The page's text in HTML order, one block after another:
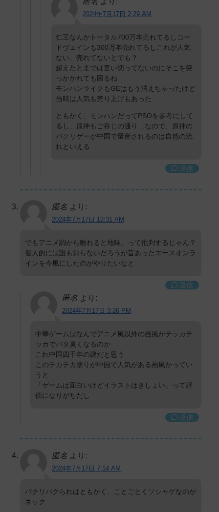
2024年7月17日 2:29 AM
仁王なんかトータル700万本売れてるしコー
ドヴェインも300万本売れてるしこれが人気
ない、売れてないとでも？
超えたとまでは言い切ってないのにそこを突
っかかれても困るね
モンハンライクもGEはもう消えちゃったけど
当時は人気も売り上げもあった
ともかく、モンハンだってPSOを参考にして
るし、原神もご存じの通り…なので、原神の
パクリゲーが中国で量産されるのは自然の流
れといえる
返信
匿名 より:
2024年7月17日 12:31 AM
でもアニメ調から離れると地味。って批判するじゃん？
個人的には誰も知らないだろうが昔あったエースオンラ
インを今風にしたのがやりたいなと
返信
匿名 より:
2024年7月17日 3:26 PM
中華ゲームはなんでアニメ風以外の画風がテッカテ
ッカでバタ臭くなるのか
これ中国四千年の謎だと思う
このテカテカ塗りが中国で人気がある画風かってい
うと
「ゲームは面白いけどイラストはきしょい」って評
価になりがちだし
返信
匿名 より:
2024年7月17日 7:14 AM
パクリパクられはともかく、ことごとくソシャゲなのが
ネック